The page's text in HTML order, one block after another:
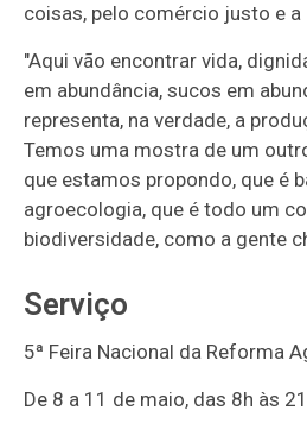
coisas, pelo comércio justo e
"Aqui vão encontrar vida,
em abundância, sucos em
representa, na verdade, a
Temos uma mostra de um
que estamos propondo, que é
agroecologia, que é todo um
biodiversidade, como a gente
Serviço
5ª Feira Nacional da Reforma
De 8 a 11 de maio, das 8h às